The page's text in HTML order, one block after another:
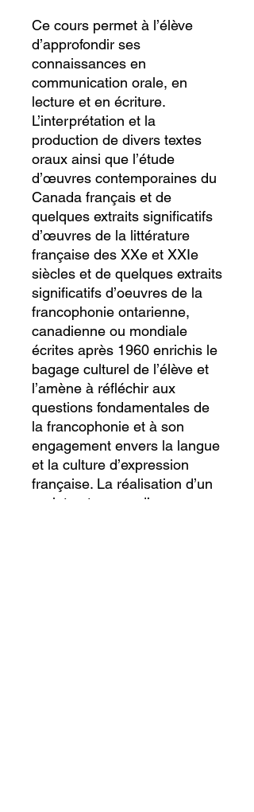
Ce cours permet à l’élève
d’approfondir ses
connaissances en
communication orale, en
lecture et en écriture.
L’interprétation et la
production de divers textes
oraux ainsi que l’étude
d’œuvres contemporaines du
Canada français et de
quelques extraits significatifs
d’œuvres de la littérature
française des XXe et XXIe
siècles et de quelques extraits
significatifs d’oeuvres de la
francophonie ontarienne,
canadienne ou mondiale
écrites après 1960 enrichis le
bagage culturel de l’élève et
l’amène à réfléchir aux
questions fondamentales de
la francophonie et à son
engagement envers la langue
et la culture d’expression
française. La réalisation d’un
projet autonome d’envergure